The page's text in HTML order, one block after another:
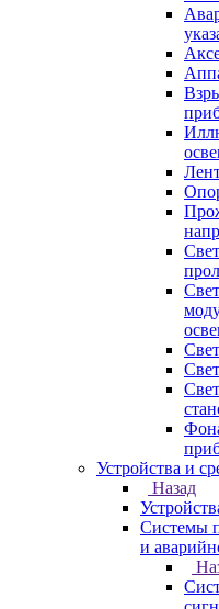
Устройства и
Назад
Системы
и